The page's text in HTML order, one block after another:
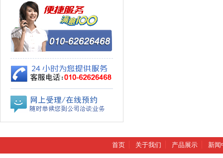
首页 关于我们 产品展示 新闻